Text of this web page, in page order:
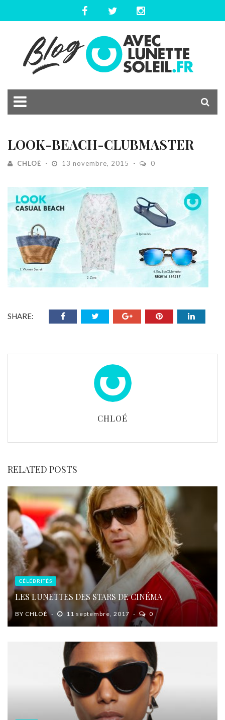
LOOK-BEACH-CLUBMASTER
CHLOÉ 13 novembre, 2015 0
SHARE:
CHLOÉ
RELATED POSTS
CÉLÉBRITÉS
LES LUNETTES DES STARS DE CINÉMA
BY CHLOÉ 11 septembre, 2017 0